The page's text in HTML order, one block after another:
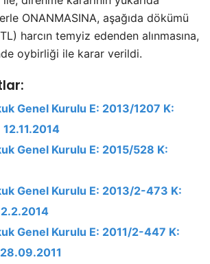
ONANMASINA, aşağıda dökümü
harcın temyiz edenden alınmasına,
oybirliği ile karar verildi.
Genel Kurulu E: 2013/1207 K:
Genel Kurulu E: 2015/528 K:
Genel Kurulu E: 2013/2-473 K:
Genel Kurulu E: 2011/2-447 K: